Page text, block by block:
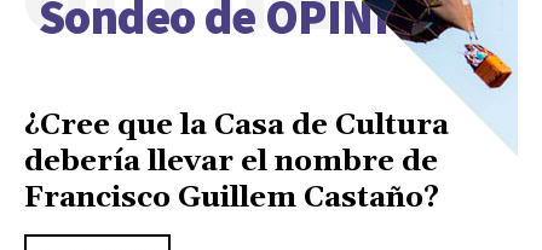
Sondeo de OPINIÓN
¿Cree que la Casa de Cultura
debería llevar el nombre de
Francisco Guillem Castaño?